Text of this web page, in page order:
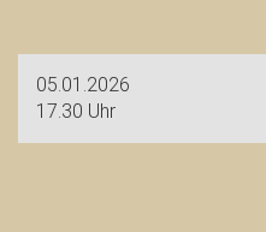
05.01.2026
17.30 Uhr